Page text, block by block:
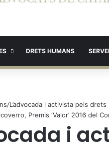
DRETS HUMANS
/L’advocada i activista pels drets
Premis ‘Valor’ 2016 del
i